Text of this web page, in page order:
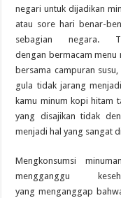
negariuntukdijadikan
atau sore hari benar-
sebagian negara.
dengan bermacam menu
bersama campuran
gula tidak jarang menjadi
kamu minum kopi hitam
yang disajikantidak
menjadi hal yang sangat
Mengkonsumsi
mengganggu
yang menganggap